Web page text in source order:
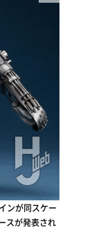
ンが同スケー
スが発表され